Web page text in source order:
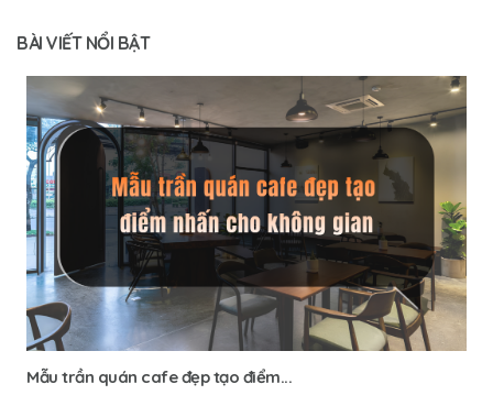
BÀI VIẾT NỔI BẬT
Mẫu trần quán cafe đẹp tạo điểm...